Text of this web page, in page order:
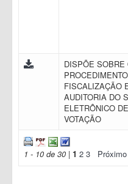
DISPÕE SOBRE
FISCALIZAÇÃO
AUDITORIA DO
ELETRÔNICO DE
VOTAÇÃO
1 - 10 de 30 | 1 2 3 Próximo